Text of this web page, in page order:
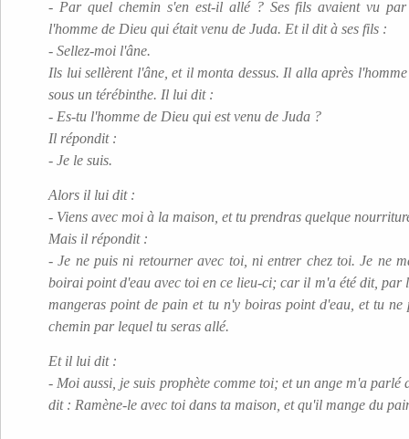
- Par quel chemin s'en est-il allé ? Ses fils avaient vu
l'homme de Dieu qui était venu de Juda. Et il dit à ses fils :
- Sellez-moi l'âne.
Ils lui sellèrent l'âne, et il monta dessus. Il alla après
sous un térébinthe. Il lui dit :
- Es-tu l'homme de Dieu qui est venu de Juda ?
Il répondit :
- Je le suis.
Alors il lui dit :
- Viens avec moi à la maison, et tu prendras quelque
Mais il répondit :
- Je ne puis ni retourner avec toi, ni entrer chez toi. Je ne
boirai point d'eau avec toi en ce lieu-ci; car il m'a été dit, par
mangeras point de pain et tu n'y boiras point d'eau, et tu
chemin par lequel tu seras allé.
Et il lui dit :
- Moi aussi, je suis prophète comme toi; et un ange m'a parlé
dit : Ramène-le avec toi dans ta maison, et qu'il mange du